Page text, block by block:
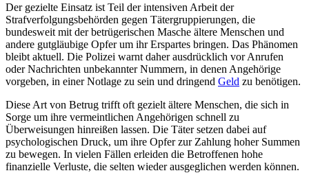
Der gezielte Einsatz ist Teil der intensiven Arbeit der
Strafverfolgungsbehörden gegen Tätergruppierungen, die
bundesweit mit der betrügerischen Masche ältere Menschen und
andere gutgläubige Opfer um ihr Erspartes bringen. Das Phänomen
bleibt aktuell. Die Polizei warnt daher ausdrücklich vor Anrufen
oder Nachrichten unbekannter Nummern, in denen Angehörige
vorgeben, in einer Notlage zu sein und dringend Geld zu benötigen.
Diese Art von Betrug trifft oft gezielt ältere Menschen, die sich in
Sorge um ihre vermeintlichen Angehörigen schnell zu
Überweisungen hinreißen lassen. Die Täter setzen dabei auf
psychologischen Druck, um ihre Opfer zur Zahlung hoher Summen
zu bewegen. In vielen Fällen erleiden die Betroffenen hohe
finanzielle Verluste, die selten wieder ausgeglichen werden können.